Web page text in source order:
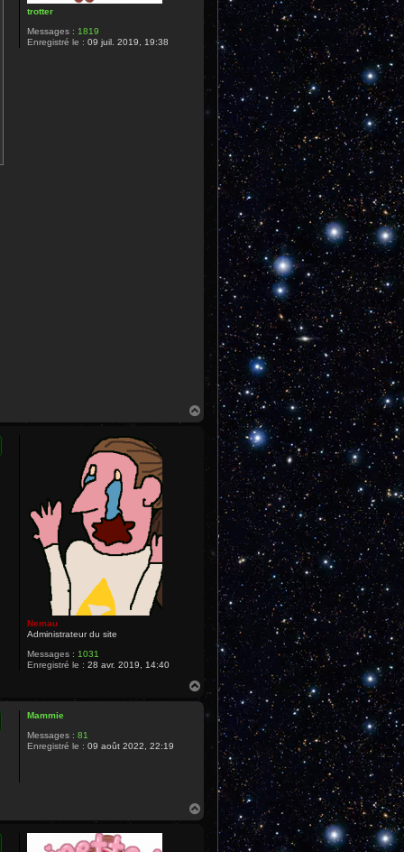
trotter
Messages : 1819
Enregistré le : 09 juil. 2019, 19:38
Nemau
Administrateur du site
Messages : 1031
Enregistré le : 28 avr. 2019, 14:40
Mammie
Messages : 81
Enregistré le : 09 août 2022, 22:19